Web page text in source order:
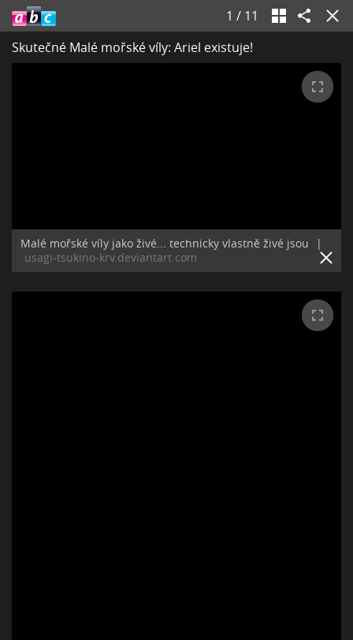
1 / 11
Skutečné Malé mořské víly: Ariel existuje!
Malé mořské víly jako živé... technicky vlastně živé jsou
|
usagi-tsukino-krv.deviantart.com